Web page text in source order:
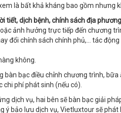
là bất khả kháng bao gồm nhưng
tiết, dịch bệnh, chính sách địa
ảnh hưởng trực tiếp đến chương
đổi chính sách chính phủ,… tác động
không.
bàn bạc điều chỉnh chương trình, bữa
phí phát sinh (nếu có).
dịch vụ, hai bên sẽ bàn bạc giải
ý bảo lưu dịch vụ, Vietluxtour sẽ phát